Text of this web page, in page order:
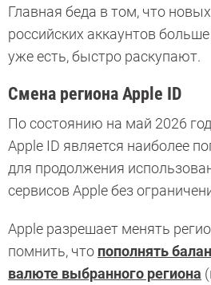
Главная беда в том, что
российских аккаунтов
уже есть, быстро раскупают.
Смена региона Apple ID
По состоянию на май 2026
Apple ID является наиболее
для продолжения
сервисов Apple без
Apple разрешает менять
помнить, что пополнять
валюте выбранного региона